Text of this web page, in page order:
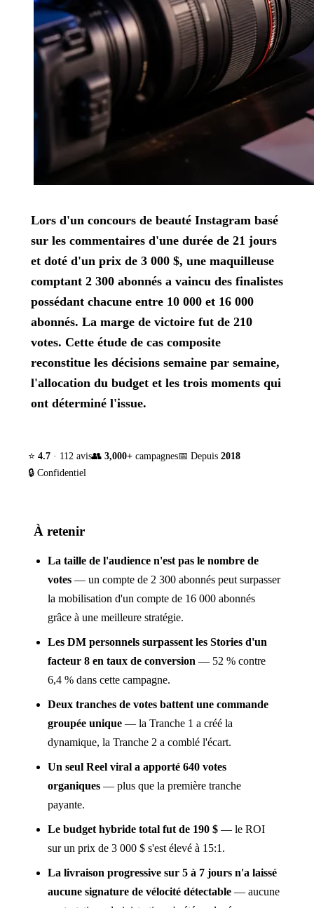
Lors d'un concours de beauté Instagram basé
sur les commentaires d'une durée de 21 jours
et doté d'un prix de 3 000 $, une maquilleuse
comptant 2 300 abonnés a vaincu des finalistes
possédant chacune entre 10 000 et 16 000
abonnés. La marge de victoire fut de 210
votes. Cette étude de cas composite
reconstitue les décisions semaine par semaine,
l'allocation du budget et les trois moments qui
ont déterminé l'issue.
⭐ 4.7 · 112 avis👥 3,000+ campagnes📅 Depuis 2018
🔒 Confidentiel
À retenir
La taille de l'audience n'est pas le nombre de
votes — un compte de 2 300 abonnés peut surpasser
la mobilisation d'un compte de 16 000 abonnés
grâce à une meilleure stratégie.
Les DM personnels surpassent les Stories d'un
facteur 8 en taux de conversion — 52 % contre
6,4 % dans cette campagne.
Deux tranches de votes battent une commande
groupée unique — la Tranche 1 a créé la
dynamique, la Tranche 2 a comblé l'écart.
Un seul Reel viral a apporté 640 votes
organiques — plus que la première tranche
payante.
Le budget hybride total fut de 190 $ — le ROI
sur un prix de 3 000 $ s'est élevé à 15:1.
La livraison progressive sur 5 à 7 jours n'a laissé
aucune signature de vélocité détectable — aucune